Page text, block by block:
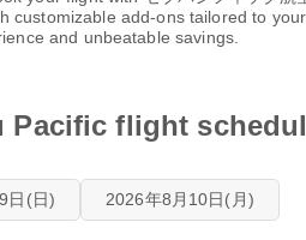
customizable add-ons tailored to
and unbeatable savings.
Pacific flight
日(日) 2026年8月10日(月)